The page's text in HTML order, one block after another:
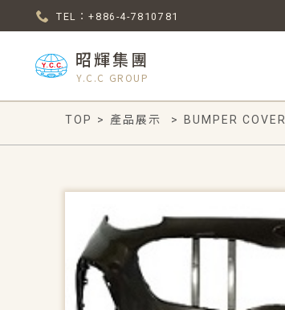
TEL：+886-4-7810781
昭輝集團
Y.C.C GROUP
TOP > 產品展示 > BUMPER COVER